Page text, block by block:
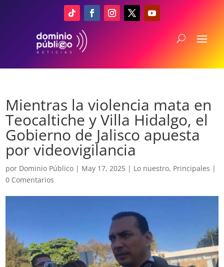
Mientras la violencia mata en
Teocaltiche y Villa Hidalgo, el
Gobierno de Jalisco apuesta
por videovigilancia
por Dominio Público | May 17, 2025 | Lo nuestro, Principales |
0 Comentarios